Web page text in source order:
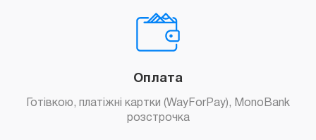
Оплата
Готівкою, платіжні картки (WayForPay), MonoBank
розстрочка